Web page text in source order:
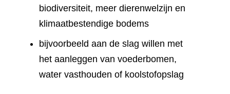
biodiversiteit, meer dierenwelzijn en
klimaatbestendige bodems
bijvoorbeeld aan de slag willen met
het aanleggen van voederbomen,
water vasthouden of koolstofopslag